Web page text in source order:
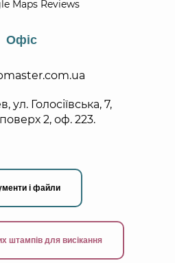
Офіс
ул. Голосіївська, 7,
2, оф. 223.
і файли
штампів для висікання